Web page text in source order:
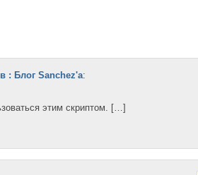
: Блог Sanchez'a:
этим скриптом. […]